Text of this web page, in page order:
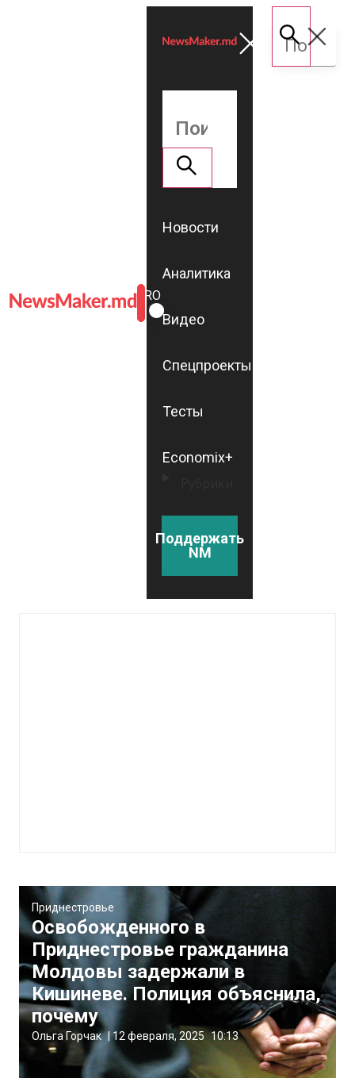
ROMÂNĂ
RU
Новости
Аналитика
Видео
Спецпроекты
Тесты
Economix+
Поддержать
NM
Приднестровье
Освобожденного в
Приднестровье гражданина
Молдовы задержали в
Кишиневе. Полиция объяснила,
почему
Ольга Горчак | 12 февраля, 2025 10:13